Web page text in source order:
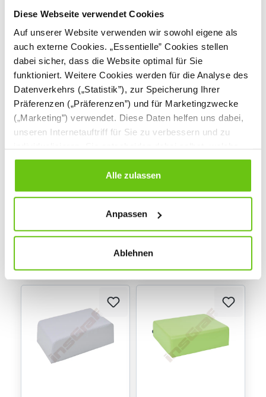
Diese Webseite verwendet Cookies
Auf unserer Website verwenden wir sowohl eigene als
auch externe Cookies. „Essentielle” Cookies stellen
dabei sicher, dass die Website optimal für Sie
funktioniert. Weitere Cookies werden für die Analyse des
Datenverkehrs („Statistik”), zur Speicherung Ihrer
Präferenzen („Präferenzen”) und für Marketingzwecke
(„Marketing”) verwendet. Diese Daten helfen uns dabei,
unseren Internetauftriff für Sie zu verbessern und zu
Cookies Sie erlauben. Verweigern Sie Ihre Zustimmung,
wählen Sie „Alle ablehnen” – in diesem Fall werden nur
Daten verarbeitet, die für den Besuch unserer Website
jederzeit ändern, indem Sie auf die Schaltfläche unten
links klicken. Weitere Informationen zur Datennutzung
Alle zulassen
Anpassen
Ablehnen
Schaumstoffsofa,
Sessel mit Armlehnen